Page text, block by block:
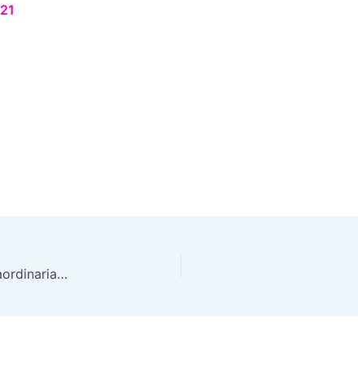
Versión estenográfica de la Segunda Sesión Extraordinaria del Consejo General, 11 de agosto de 2021